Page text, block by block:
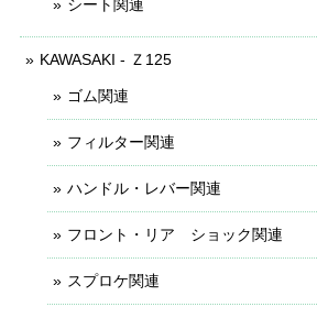
シート関連
KAWASAKI - Ｚ125
ゴム関連
フィルター関連
ハンドル・レバー関連
フロント・リア ショック関連
スプロケ関連